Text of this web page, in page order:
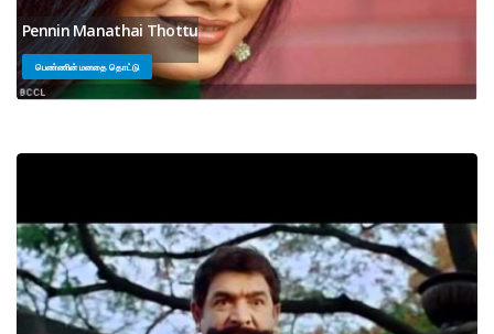
Pennin Manathai Thottu
பெண்ணின் மனதை தொட்டு